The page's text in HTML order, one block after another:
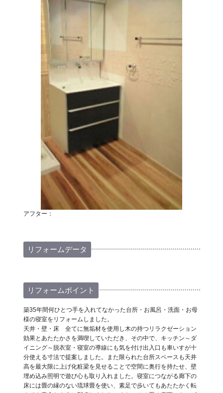
アフター：
リフォームデータ
リフォームポイント
築35年間何ひとつ手を入れてなかった台所・お風呂・洗面・お母
様の寝室をリフォームしました。
天井・壁・床 全てに無垢材を使用し木の持つリラクゼーション
効果とあたたかさを満喫していただき、その中で、キッチン～ダ
イニング～脱衣室・寝室の導線にも気を付け出入口も車いすが十
分使える寸法で提案しました。また限られた台所スペースも天井
高を最大限に上げ化粧梁を見せることで空間に奥行を持たせ、壁
埋め込み照明で遊び心も取り入れました。寝室につながる廊下の
床には畳の縁のない琉球畳を使い、素足で歩いてもあたたかく転